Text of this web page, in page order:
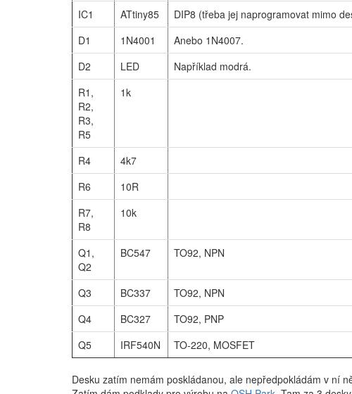
IC1
ATtiny85
DIP8 (třeba jej naprogramovat mimo
D1
1N4001
Anebo 1N4007.
D2
LED
Například modrá.
R1,
R2,
R3,
R5
1k
R4
4k7
R6
10R
R7,
R8
10k
Q1,
Q2
BC547 TO92, NPN
Q3 BC337
TO92, NPN
Q4
BC327
TO92, PNP
Q5
IRF540N TO-220, MOSFET
Desku zatím nemám poskládanou, ale nepředpokládám v ní